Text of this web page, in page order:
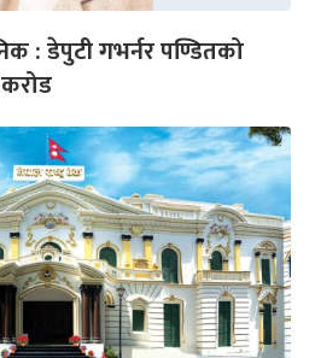
: डेपुटी गभर्नर पण्डितको